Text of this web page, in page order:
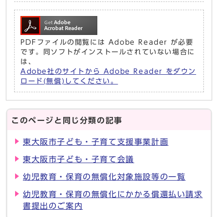
PDFファイルの閲覧には Adobe Reader が必要
です。同ソフトがインストールされていない場合に
は、
Adobe社のサイトから Adobe Reader をダウン
ロード(無償)してください。
このページと同じ分類の記事
東大阪市子ども・子育て支援事業計画
東大阪市子ども・子育て会議
幼児教育・保育の無償化対象施設等の一覧
幼児教育・保育の無償化にかかる償還払い請求
書提出のご案内